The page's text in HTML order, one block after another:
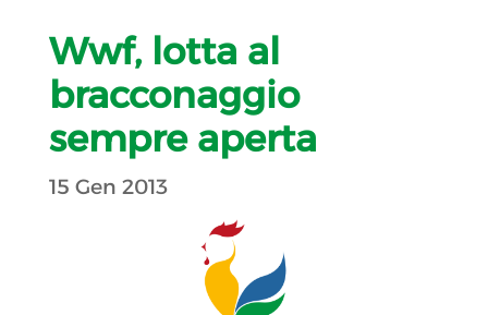
Wwf, lotta al
bracconaggio
sempre aperta
15 Gen 2013